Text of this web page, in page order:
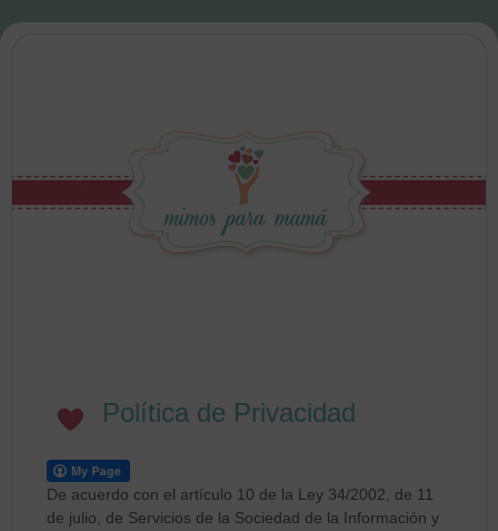
Política de Privacidad
De acuerdo con el artículo 10 de la Ley 34/2002, de 11
de julio, de Servicios de la Sociedad de la Información y